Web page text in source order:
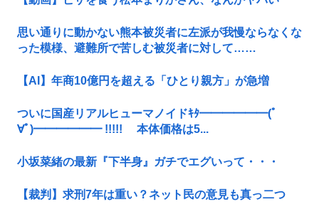
思い通りに動かない熊本被災者に左派が我慢ならなくな
った模様、避難所で苦しむ被災者に対して……
【AI】年商10億円を超える「ひとり親方」が急増
ついに国産リアルヒューマノイドｷﾀ━━━━━━(ﾟ
∀ﾟ)━━━━━━ !!!!! 本体価格は5...
小坂菜緒の最新『下半身』ガチでエグいって・・・
【裁判】求刑7年は重い？ネット民の意見も真っ二つ